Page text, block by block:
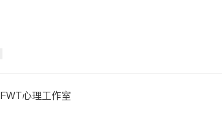
FWT心理工作室